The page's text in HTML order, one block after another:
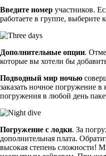
Введите номер участников.
работаете в группе, выберите
Дополнительные опции.
которые вы хотели бы добавить
Подводный мир ночью
заказать ночное погружение в
погружения в любой день
Погружение с лодки. За
дополнительная плата.
высокая степень сложности!